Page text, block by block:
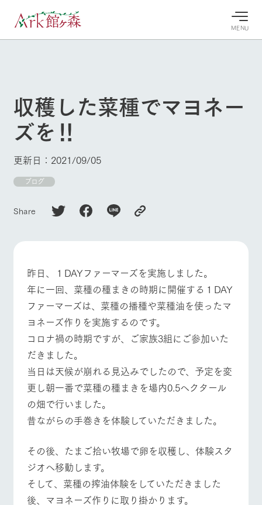
MENU
牧場へ行
く
営業時
間・料金
交通アク
セス
よくいた
だく質問
団体のお
客様へ
ペットを
よく見られている情報
案内
ガーデンの開花
状況などを毎日
ント・フェアの
情報やスケジュ
フラワー
ガーデン
花のある美しい
自然環境の中、
季節の移り変わ
りを存分に味わ
う
動物とふ
れあう
触れて、感じ
て、学ぶ。館ヶ
森の雄大な自然
れあう
アクティ
ビティ／
体験
ツリーハウスや
各種体験教室な
ら学べる様々な
アクティビティ
レストラ
ン
知り尽くした料
理人が腕を振
い、ビュッフェ
スタイルで提供
／お買い
物
た生産品をはじ
店舗
ウンロード
ホーム
Ark館ヶ森について
牧場に行く
ArkFarm Wedding
お知らせ
ブログ
お問い合わせ・資料請求
生産品カタログ・資料DL
English (Google Translate)
ネットショップ
牧場トップ 今日の牧場 牧場の楽しみ方
動物とふれあう アクティビティ/体験 ショップ/お買い物
牧場マップを見る 周遊バス
収穫した菜種でマヨネー
ズを‼
更新日：2021/09/05
ブログ
Share
昨日、１DAYファーマーズを実施しました。
年に一回、菜種の種まきの時期に開催する１DAY
ファーマーズは、菜種の播種や菜種油を使ったマ
ヨネーズ作りを実施するのです。
コロナ禍の時期ですが、ご家族3組にご参加いた
だきました。
当日は天候が崩れる見込みでしたので、予定を変
更し朝一番で菜種の種まきを場内0.5へクタール
の畑で行いました。
昔ながらの手巻きを体験していただきました。
その後、たまご拾い牧場で卵を収穫し、体験スタ
ジオへ移動します。
そして、菜種の搾油体験をしていただきました
後、マヨネーズ作りに取り掛かります。